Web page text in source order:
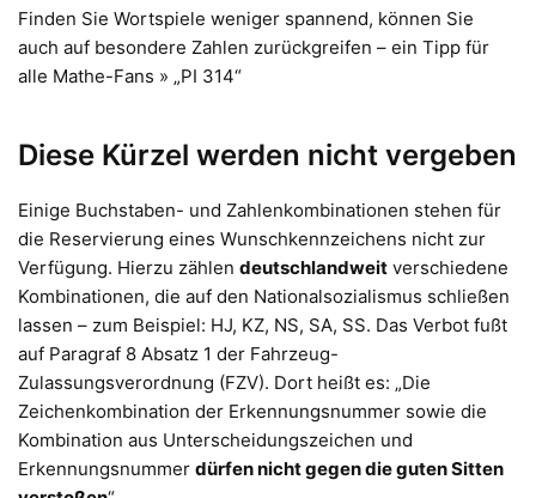
Finden Sie Wortspiele weniger spannend, können Sie
auch auf besondere Zahlen zurückgreifen – ein Tipp für
alle Mathe-Fans » „PI 314“
Diese Kürzel werden nicht vergeben
Einige Buchstaben- und Zahlenkombinationen stehen für
die Reservierung eines Wunschkennzeichens nicht zur
Verfügung. Hierzu zählen deutschlandweit verschiedene
Kombinationen, die auf den Nationalsozialismus schließen
lassen – zum Beispiel: HJ, KZ, NS, SA, SS. Das Verbot fußt
auf Paragraf 8 Absatz 1 der Fahrzeug-
Zulassungsverordnung (FZV). Dort heißt es: „Die
Zeichenkombination der Erkennungsnummer sowie die
Kombination aus Unterscheidungszeichen und
Erkennungsnummer dürfen nicht gegen die guten Sitten